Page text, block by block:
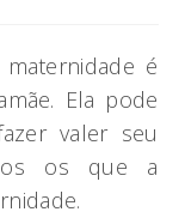
é
Ela pode
valer seu
os que a